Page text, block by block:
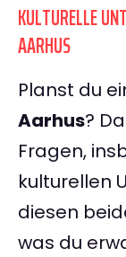
KULTURELLE
AARHUS
Planst du
Aarhus?
Fragen,
kulturellen
diesen
was du